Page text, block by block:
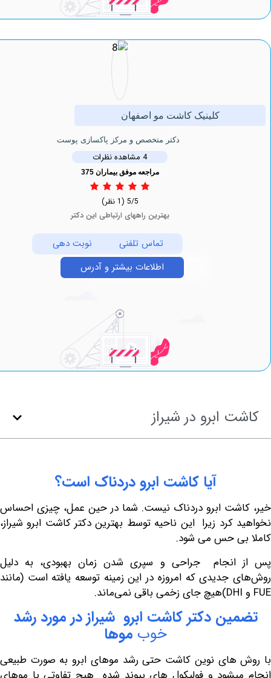
کلینیک کاشت مو اصفهان
دکتر متخصص و مرکز پاکسازی پوست
مراجعه موفق بیماران 375
بهترین راههای ارتباطی این دکتر
تماس تلفنی
نوبت دهی
اطلاعات بیشتر و آدرس
ابرو در شیراز
کاشتابرودردناکاست؟
ابرو دردناک نیست. شما در حین عمل، چیزی احساس
کرد زیرا این ناحیه توسط بهترین دکتر کاشت ابرو شیراز،
حس می شود.
جراحی و سپری شدن زمان بهبودی، به دلیل
که امروزه در این زمینه توسعه یافته است (مانند
دکتر کاشتابرو شیراز درمورد رشد
خوبموها
های نوین کاشت حتی رشدموهای ابروبه صورت طبیعی